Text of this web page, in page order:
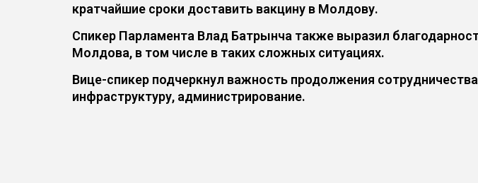
кратчайшие сроки доставить вакцину в Молдову.
Спикер Парламента Влад Батрынча также выразил
Молдова, в том числе в таких сложных ситуациях.
Вице-спикер подчеркнул важность продолжения
инфраструктуру, администрирование.